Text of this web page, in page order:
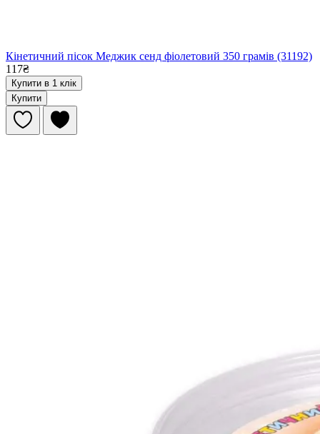
Кінетичний пісок Меджик сенд фіолетовий 350 грамів (31192)
117₴
Купити в 1 клік
Купити